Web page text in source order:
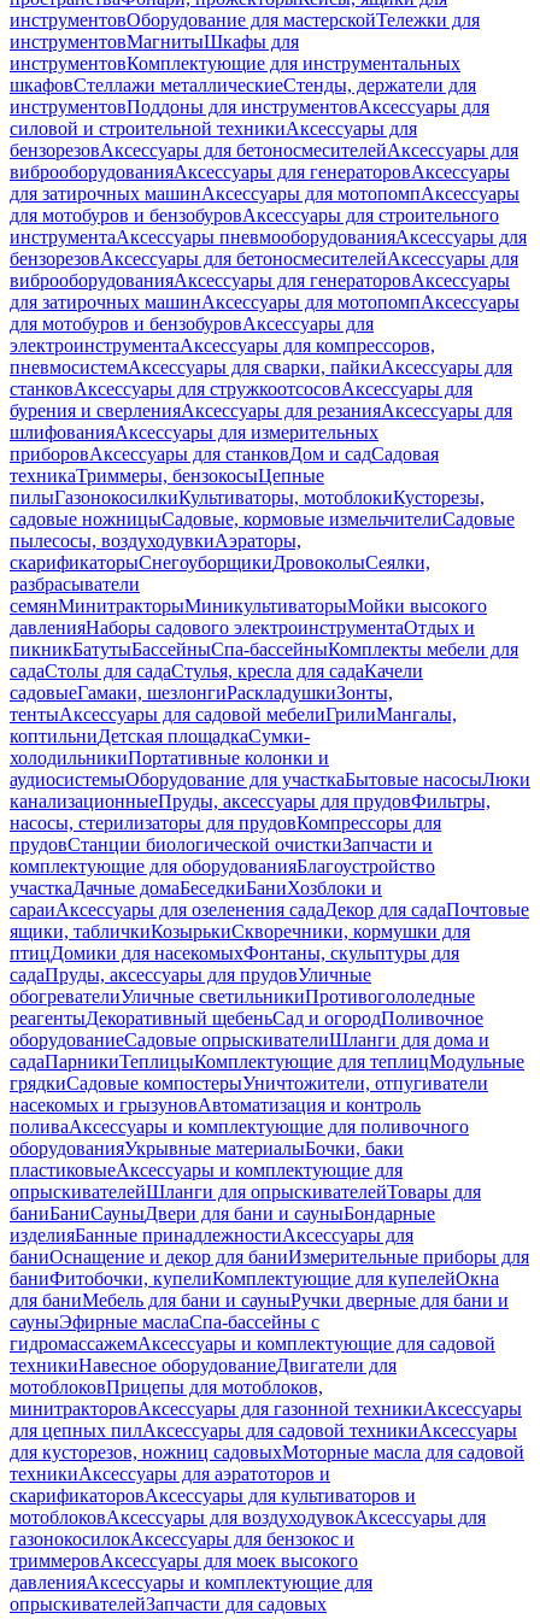
инструментовОборудование для мастерскойТележки для
инструментовМагнитыШкафы для
инструментовКомплектующие для инструментальных
шкафовСтеллажи металлическиеСтенды, держатели для
инструментовПоддоны для инструментовАксессуары для
силовой и строительной техникиАксессуары для
бензорезовАксессуары для бетоносмесителейАксессуары для
виброоборудованияАксессуары для генераторовАксессуары
для затирочных машинАксессуары для мотопомпАксессуары
для мотобуров и бензобуровАксессуары для строительного
инструментаАксессуары пневмооборудованияАксессуары для
бензорезовАксессуары для бетоносмесителейАксессуары для
виброоборудованияАксессуары для генераторовАксессуары
для затирочных машинАксессуары для мотопомпАксессуары
для мотобуров и бензобуровАксессуары для
электроинструментаАксессуары для компрессоров,
пневмосистемАксессуары для сварки, пайкиАксессуары для
станковАксессуары для стружкоотсосовАксессуары для
бурения и сверленияАксессуары для резанияАксессуары для
шлифованияАксессуары для измерительных
приборовАксессуары для станковДом и садСадовая
техникаТриммеры, бензокосыЦепные
пилыГазонокосилкиКультиваторы, мотоблокиКусторезы,
садовые ножницыСадовые, кормовые измельчителиСадовые
пылесосы, воздуходувкиАэраторы,
скарификаторыСнегоуборщикиДровоколыСеялки,
разбрасыватели
семянМинитракторыМиникультиваторыМойки высокого
давленияНаборы садового электроинструментаОтдых и
пикникБатутыБассейныСпа-бассейныКомплекты мебели для
садаСтолы для садаСтулья, кресла для садаКачели
садовыеГамаки, шезлонгиРаскладушкиЗонты,
тентыАксессуары для садовой мебелиГрилиМангалы,
коптильниДетская площадкаСумки-
холодильникиПортативные колонки и
аудиосистемыОборудование для участкаБытовые насосыЛюки
канализационныеПруды, аксессуары для прудовФильтры,
насосы, стерилизаторы для прудовКомпрессоры для
прудовСтанции биологической очисткиЗапчасти и
комплектующие для оборудованияБлагоустройство
участкаДачные домаБеседкиБаниХозблоки и
сараиАксессуары для озеленения садаДекор для садаПочтовые
ящики, табличкиКозырькиСкворечники, кормушки для
птицДомики для насекомыхФонтаны, скульптуры для
садаПруды, аксессуары для прудовУличные
обогревателиУличные светильникиПротивогололедные
реагентыДекоративный щебеньСад и огородПоливочное
оборудованиеСадовые опрыскивателиШланги для дома и
садаПарникиТеплицыКомплектующие для теплицМодульные
грядкиСадовые компостерыУничтожители, отпугиватели
насекомых и грызуновАвтоматизация и контроль
поливаАксессуары и комплектующие для поливочного
оборудованияУкрывные материалыБочки, баки
пластиковыеАксессуары и комплектующие для
опрыскивателейШланги для опрыскивателейТовары для
баниБаниСауныДвери для бани и сауныБондарные
изделияБанные принадлежностиАксессуары для
баниОснащение и декор для баниИзмерительные приборы для
баниФитобочки, купелиКомплектующие для купелейОкна
для баниМебель для бани и сауныРучки дверные для бани и
сауныЭфирные маслаСпа-бассейны с
гидромассажемАксессуары и комплектующие для садовой
техникиНавесное оборудованиеДвигатели для
мотоблоковПрицепы для мотоблоков,
минитракторовАксессуары для газонной техникиАксессуары
для цепных пилАксессуары для садовой техникиАксессуары
для кусторезов, ножниц садовыхМоторные масла для садовой
техникиАксессуары для аэратоторов и
скарификаторовАксессуары для культиваторов и
мотоблоковАксессуары для воздуходувокАксессуары для
газонокосилокАксессуары для бензокос и
триммеровАксессуары для моек высокого
давленияАксессуары и комплектующие для
опрыскивателейЗапчасти для садовых